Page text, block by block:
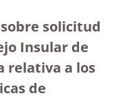
solicitud
Insular de
relativa a los
de